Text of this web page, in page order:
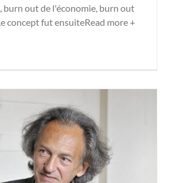
burn out de l'économie, burn out
concept fut ensuiteRead more +